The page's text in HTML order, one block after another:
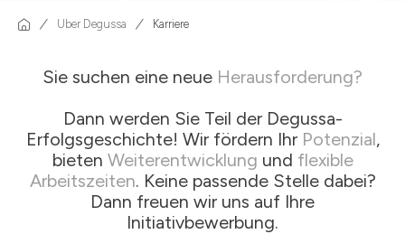
Über Degussa Karriere
Sie suchen eine neue Herausforderung?
Dann werden Sie Teil der Degussa-
Erfolgsgeschichte! Wir fördern Ihr Potenzial,
bieten Weiterentwicklung und flexible
Arbeitszeiten. Keine passende Stelle dabei?
Dann freuen wir uns auf Ihre
Initiativbewerbung.